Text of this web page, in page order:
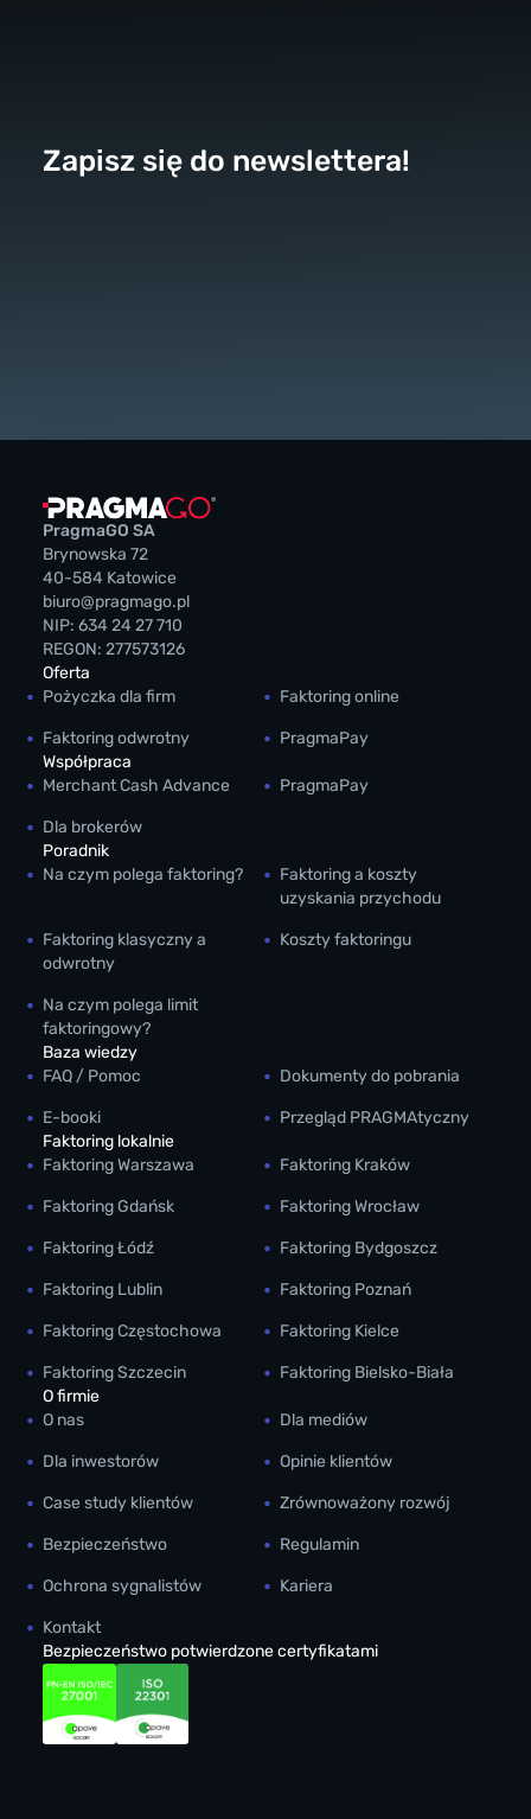
Zapisz się do newslettera!
PragmaGO SA
Brynowska 72
40-584 Katowice
biuro@pragmago.pl
NIP: 634 24 27 710
REGON: 277573126
Oferta
Pożyczka dla firm
Faktoring online
Faktoring odwrotny
PragmaPay
Współpraca
Merchant Cash Advance
PragmaPay
Dla brokerów
Poradnik
Na czym polega faktoring?
Faktoring a koszty
uzyskania przychodu
Faktoring klasyczny a
odwrotny
Koszty faktoringu
Na czym polega limit
faktoringowy?
Baza wiedzy
FAQ / Pomoc
Dokumenty do pobrania
E-booki
Przegląd PRAGMAtyczny
Faktoring lokalnie
Faktoring Warszawa
Faktoring Kraków
Faktoring Gdańsk Faktoring Wrocław
Faktoring Łódź Faktoring Bydgoszcz
Faktoring Lublin Faktoring Poznań
Faktoring Częstochowa Faktoring Kielce
Faktoring Szczecin
Faktoring Bielsko-Biała
O firmie
O nas
Dla mediów
Dla inwestorów Opinie klientów
Case study klientów Zrównoważony rozwój
Bezpieczeństwo Regulamin
Ochrona sygnalistów Kariera
Kontakt
Bezpieczeństwo potwierdzone certyfikatami